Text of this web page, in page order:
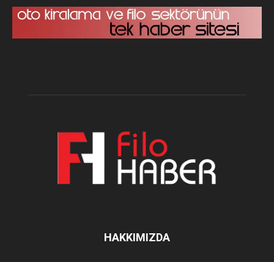
HAKKIMIZDA